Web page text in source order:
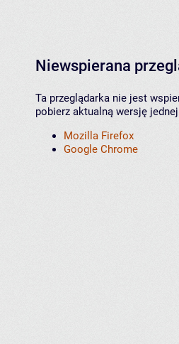
Niewspierana
Ta przeglądarka nie jest
pobierz aktualną wersję
Mozilla Firefox
Google Chrome